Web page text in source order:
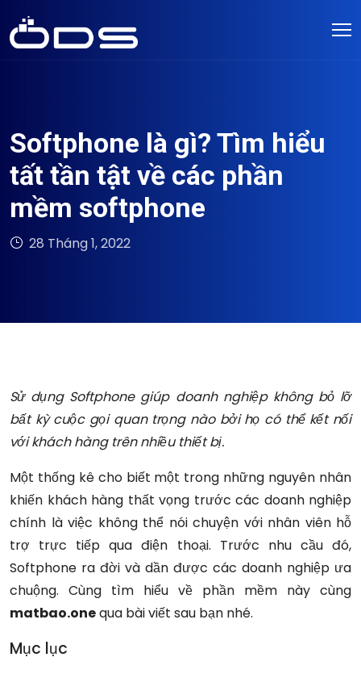
Softphone là gì? Tìm hiểu
tất tần tật về các phần
mềm softphone
28 Tháng 1, 2022
Sử dụng Softphone giúp doanh nghiệp không bỏ lỡ
bất kỳ cuộc gọi quan trọng nào bởi họ có thể kết nối
với khách hàng trên nhiều thiết bị.
Một thống kê cho biết một trong những nguyên nhân
khiến khách hàng thất vọng trước các doanh nghiệp
chính là việc không thể nói chuyện với nhân viên hỗ
trợ trực tiếp qua điện thoại. Trước nhu cầu đó,
Softphone ra đời và dần được các doanh nghiệp ưa
chuộng. Cùng tìm hiểu về phần mềm này cùng
matbao.onequa bài viết sau bạn nhé.
Mục lục